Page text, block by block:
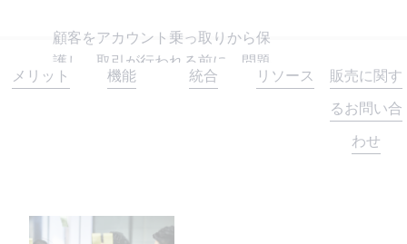
は楽しさや仲間意識を尊重し、常に成長できる会社で
顧客をアカウント乗っ取りから保
護し、取引が行われる前に、問題
取引を防止します。Cybersource
メリット 機能 統合 リソース
販売に関す
るお問い合
わせ